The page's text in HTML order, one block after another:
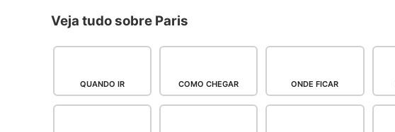
Veja tudo sobre Paris
QUANDO IR COMO CHEGAR ONDE FICAR